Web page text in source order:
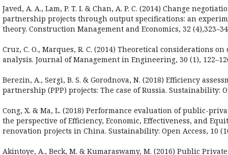
Javed, A. A., Lam, P. T. I. & Chan, A. P. C. (2014) Change
partnership projects through output specifications: an
theory. Construction Management and Economics, 32
Cruz, C. O., Marques, R. C. (2014) Theoretical considerations
analysis. Journal of Management in Engineering, 30 (1),
Berezin, A., Sergi, B. S. & Gorodnova, N. (2018) Efficiency
partnership (PPP) projects: The case of Russia. Sustainability:
Cong, X. & Ma, L. (2018) Performance evaluation of public-
the perspective of Efficiency, Economic, Effectiveness, and
renovation projects in China. Sustainability: Open Access, 10
Akintoye, A., Beck, M. & Kumaraswamy, M. (2016) Public